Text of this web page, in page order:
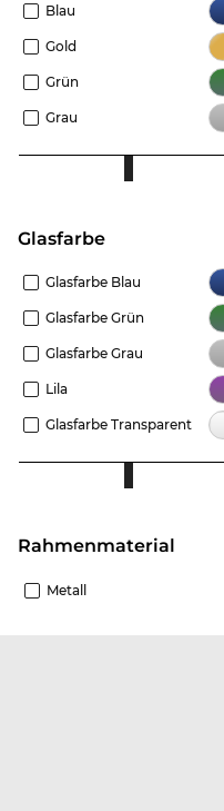
Blau
Gold
Grün
Grau
Glasfarbe
Glasfarbe Blau
Glasfarbe Grün
Glasfarbe Grau
Lila
Glasfarbe Transparent
Rahmenmaterial
Metall